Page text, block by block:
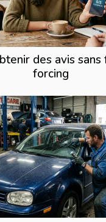
des avis
forcing